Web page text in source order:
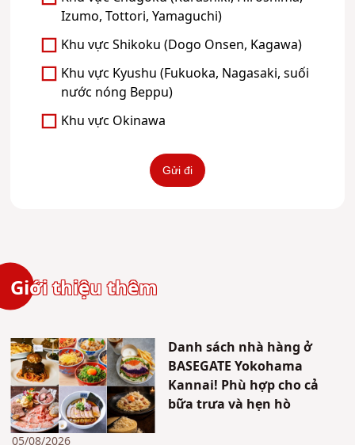
Izumo, Tottori, Yamaguchi)
Khu vực Shikoku (Dogo Onsen, Kagawa)
Khu vực Kyushu (Fukuoka, Nagasaki, suối
nước nóng Beppu)
Khu vực Okinawa
Giới thiệu thêm
Danh sách nhà hàng ở
BASEGATE Yokohama
Kannai! Phù hợp cho cả
bữa trưa và hẹn hò